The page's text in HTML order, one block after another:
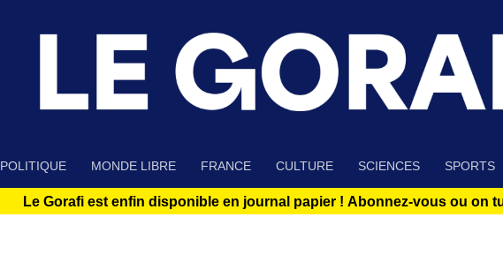
POLITIQUE MONDE LIBRE FRANCE CULTURE SCIENCES SPORTS
Le Gorafi est enfin disponible en journal papier ! Abonnez-vous ou on